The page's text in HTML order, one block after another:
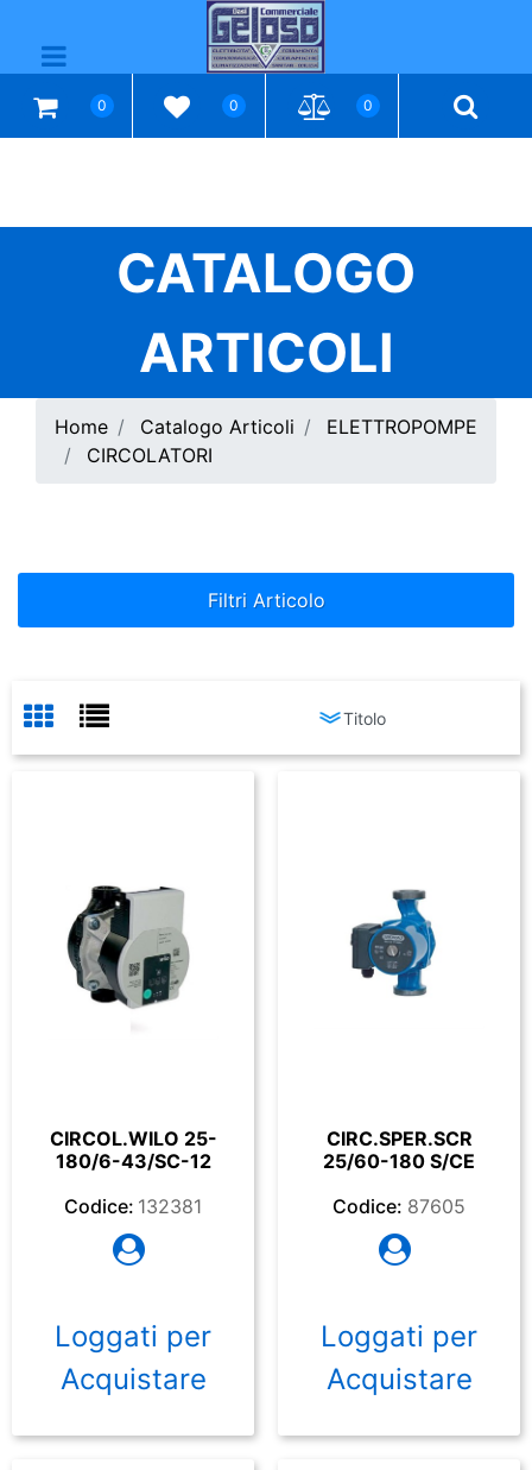
Open menu
0 0 0
CATALOGO
ARTICOLI
Home Catalogo Articoli
ELETTROPOMPE
CIRCOLATORI
Filtri Articolo
CIRCOL.WILO 25-
180/6-43/SC-12
Codice: 132381
Loggati per
Acquistare
CIRC.SPER.SCR
25/60-180 S/CE
Codice: 87605
Loggati per
Acquistare